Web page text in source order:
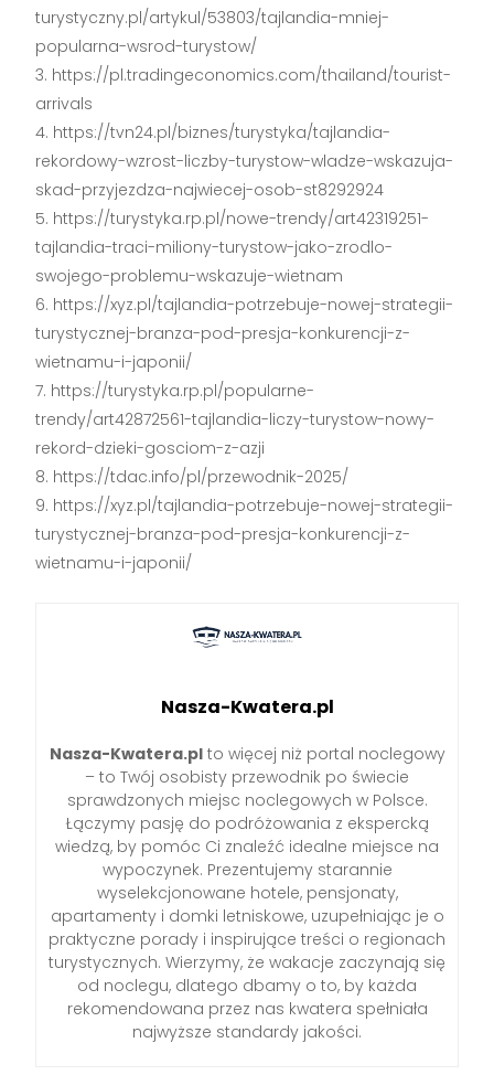
turystyczny.pl/artykul/53803/tajlandia-mniej-
popularna-wsrod-turystow/
https://pl.tradingeconomics.com/thailand/tourist-
arrivals
https://tvn24.pl/biznes/turystyka/tajlandia-
rekordowy-wzrost-liczby-turystow-wladze-wskazuja-
skad-przyjezdza-najwiecej-osob-st8292924
https://turystyka.rp.pl/nowe-trendy/art42319251-
tajlandia-traci-miliony-turystow-jako-zrodlo-
swojego-problemu-wskazuje-wietnam
https://xyz.pl/tajlandia-potrzebuje-nowej-strategii-
turystycznej-branza-pod-presja-konkurencji-z-
wietnamu-i-japonii/
https://turystyka.rp.pl/popularne-
trendy/art42872561-tajlandia-liczy-turystow-nowy-
rekord-dzieki-gosciom-z-azji
https://tdac.info/pl/przewodnik-2025/
https://xyz.pl/tajlandia-potrzebuje-nowej-strategii-
turystycznej-branza-pod-presja-konkurencji-z-
wietnamu-i-japonii/
Nasza-Kwatera.pl
Nasza-Kwatera.plto więcej niż portal noclegowy
– to Twój osobisty przewodnik po świecie
sprawdzonych miejsc noclegowych w Polsce.
Łączymy pasję do podróżowania z ekspercką
wiedzą, by pomóc Ci znaleźć idealne miejsce na
wypoczynek. Prezentujemy starannie
wyselekcjonowane hotele, pensjonaty,
apartamenty i domki letniskowe, uzupełniając je o
praktyczne porady i inspirujące treści o regionach
turystycznych. Wierzymy, że wakacje zaczynają się
od noclegu, dlatego dbamy o to, by każda
rekomendowana przez nas kwatera spełniała
najwyższe standardy jakości.